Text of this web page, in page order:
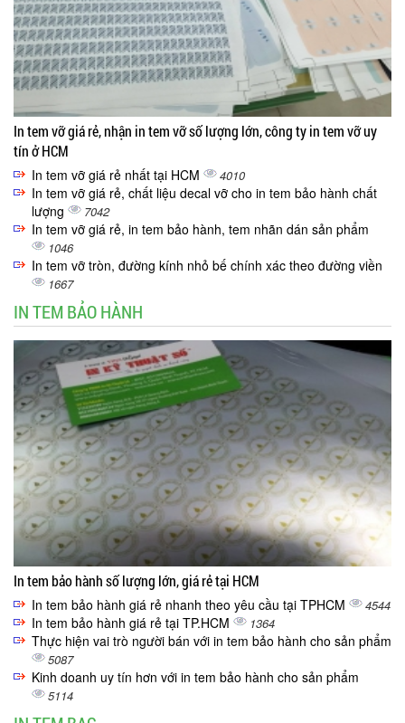
In tem vỡ giá rẻ, nhận in tem vỡ số lượng lớn, công ty in tem vỡ uy
tín ở HCM
In tem vỡ giá rẻ nhất tại HCM 4010
In tem vỡ giá rẻ, chất liệu decal vỡ cho in tem bảo hành chất
lượng
7042
In tem vỡ giá rẻ, in tem bảo hành, tem nhãn dán sản phẩm
1046
In tem vỡ tròn, đường kính nhỏ bế chính xác theo đường viền
1667
IN TEM BẢO HÀNH
In tem bảo hành số lượng lớn, giá rẻ tại HCM
In tem bảo hành giá rẻ nhanh theo yêu cầu tại TPHCM 4544
In tem bảo hành giá rẻ tại TP.HCM 1364
Thực hiện vai trò người bán với in tem bảo hành cho sản phẩm
5087
Kinh doanh uy tín hơn với in tem bảo hành cho sản phẩm
5114